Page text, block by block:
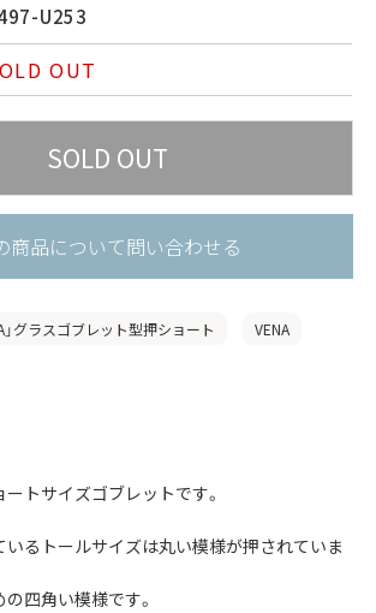
U253
OUT
商品について問い合わせる
」グラスゴブレット型押ショート VENA
トサイズゴブレットです。
るトールサイズは丸い模様が押されていま
四角い模様です。